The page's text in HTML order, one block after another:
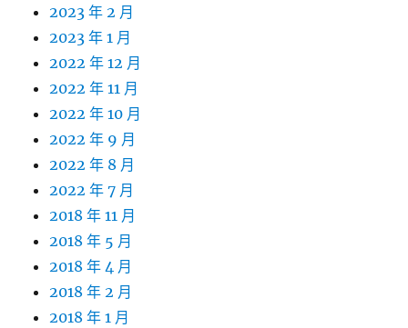
2023 年 2 月
2023 年 1 月
2022 年 12 月
2022 年 11 月
2022 年 10 月
2022 年 9 月
2022 年 8 月
2022 年 7 月
2018 年 11 月
2018 年 5 月
2018 年 4 月
2018 年 2 月
2018 年 1 月